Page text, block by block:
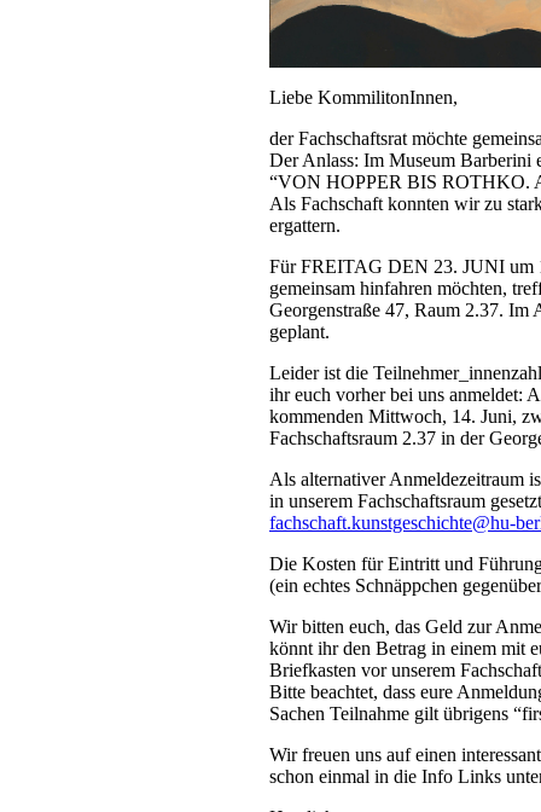
Liebe KommilitonInnen,
der Fachschaftsrat möchte
Der Anlass: Im Museum Barberini
“VON HOPPER BIS ROTHKO.
Als Fachschaft konnten wir zu
ergattern.
Für FREITAG DEN 23. JUNI um
gemeinsam hinfahren möchten,
Georgenstraße 47, Raum 2.37. Im
geplant.
Leider ist die
ihr euch vorher bei uns anmeldet:
kommenden Mittwoch, 14. Juni,
Fachschaftsraum 2.37 in der
Als alternativer Anmeldezeitraum
in unserem Fachschaftsraum
fachschaft.kunstgeschichte@hu-
Die Kosten für Eintritt und
(ein echtes Schnäppchen
Wir bitten euch, das Geld zur
könnt ihr den Betrag in einem mit
Briefkasten vor unserem
Bitte beachtet, dass eure
Sachen Teilnahme gilt übrigens
Wir freuen uns auf einen
schon einmal in die Info Links